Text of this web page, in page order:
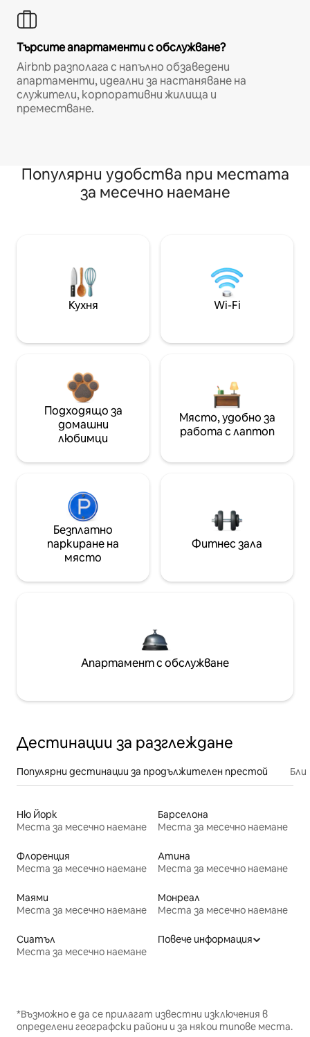
Търсите апартаменти с обслужване?
Airbnb разполага с напълно обзаведени
апартаменти, идеални за настаняване на
служители, корпоративни жилища и
преместване.
Популярни удобства при местата
за месечно наемане
Кухня Wi-Fi
Подходящо за
домашни
любимци
Място, удобно за
работа с лаптоп
Безплатно
паркиране на
място
Фитнес зала
Апартамент с обслужване
Дестинации за разглеждане
Популярни дестинации за продължителен престой
Ню Йорк
Места за месечно наемане
Барселона
Места за месечно наемане
Флоренция
Места за месечно наемане
Атина
Места за месечно наемане
Маями
Места за месечно наемане
Монреал
Места за месечно наемане
Сиатъл
Места за месечно наемане
Повече информация
*Възможно е да се прилагат известни изключения в
определени географски райони и за някои типове места.